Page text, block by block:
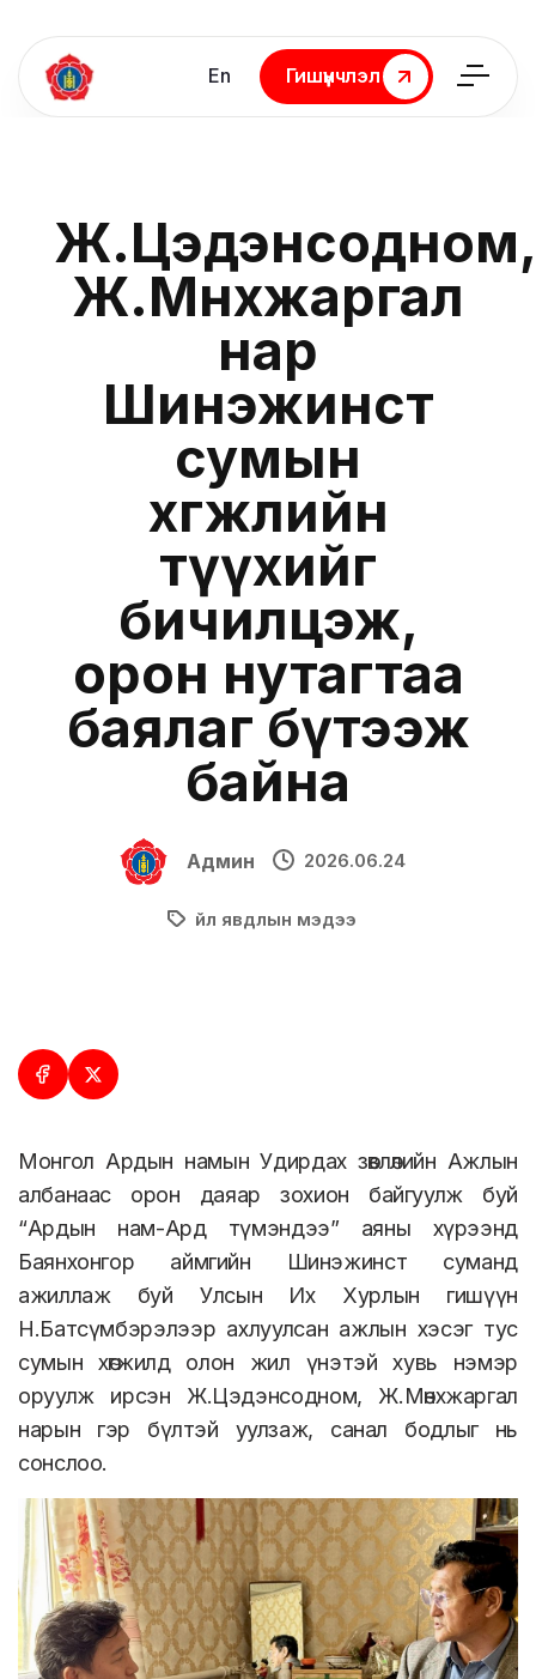
En
Гишүүнчлэл
Гишүүнчлэл
Ж.Цэдэнсодном,
Ж.Мөнхжаргал
нар
Шинэжинст
сумын
хөгжлийн
түүхийг
бичилцэж,
орон нутагтаа
баялаг бүтээж
байна
Админ 2026.06.24
Үйл явдлын мэдээ
Монгол Ардын намын Удирдах зөвлөлийн Ажлын
албанаас орон даяар зохион байгуулж буй
“Ардын нам-Ард түмэндээ” аяны хүрээнд
Баянхонгор аймгийн Шинэжинст суманд
ажиллаж буй Улсын Их Хурлын гишүүн
Н.Батсүмбэрэлээр ахлуулсан ажлын хэсэг тус
сумын хөгжилд олон жил үнэтэй хувь нэмэр
оруулж ирсэн Ж.Цэдэнсодном, Ж.Мөнхжаргал
нарын гэр бүлтэй уулзаж, санал бодлыг нь
сонслоо.